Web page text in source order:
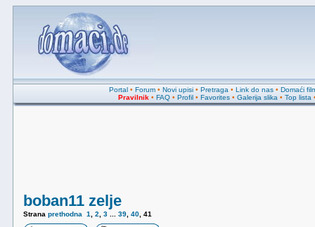
Portal• Forum• Novi upisi• Pretraga • Link do nas• Domaći
Pravilnik • FAQ • Profil • Favorites • Galerija slika • Top lista
boban11 zelje
Strana prethodna 1 2 3 39 40 41